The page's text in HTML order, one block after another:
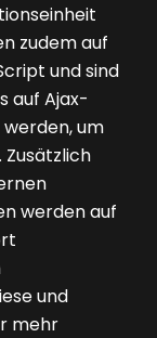
zudem auf
und sind
auf Ajax-
um
werden auf
und
mehr